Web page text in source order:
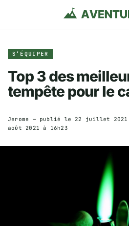
S’ÉQUIPER
Top 3 des
tempête pour le
Jerome — publié le 22 juillet 2021
août 2021 à 16h23